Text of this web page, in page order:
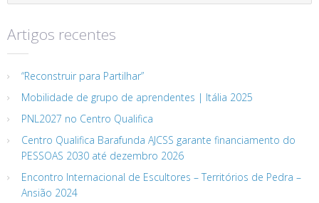
Artigos recentes
“Reconstruir para Partilhar”
Mobilidade de grupo de aprendentes | Itália 2025
PNL2027 no Centro Qualifica
Centro Qualifica Barafunda AJCSS garante financiamento do
PESSOAS 2030 até dezembro 2026
Encontro Internacional de Escultores – Territórios de Pedra –
Ansião 2024